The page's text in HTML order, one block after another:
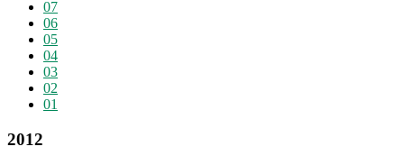
07
06
05
04
03
02
01
2012